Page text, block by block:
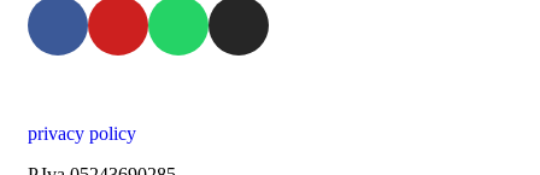
privacy policy